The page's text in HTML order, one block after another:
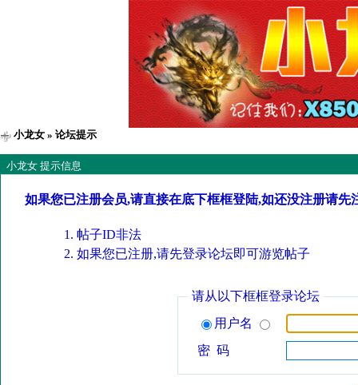
小龙女 » 论坛提示
小龙女 提示信息
如果您已注册会员,请直接在底下框框登陆,如还没注册请先
帖子ID非法
如果您已注册,请先登录论坛即可游览帖子
请从以下框框登录论坛
用户名
密 码